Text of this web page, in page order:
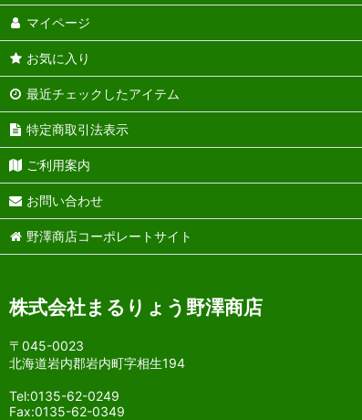
マイページ
お気に入り
最近チェックしたアイテム
特定商取引法表示
ご利用案内
お問い合わせ
野澤商店コーポレートサイト
株式会社まるりょう野澤商店
〒045-0023
北海道岩内郡岩内町字相生194
Tel:0135-62-0249
Fax:0135-62-0349